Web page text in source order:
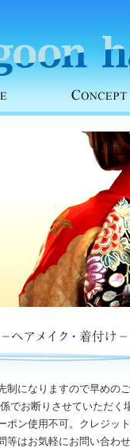
制になりますので早めの
でお断りさせていただく
ポン使用不可。クレジット
等はお気軽にお問い合わせ